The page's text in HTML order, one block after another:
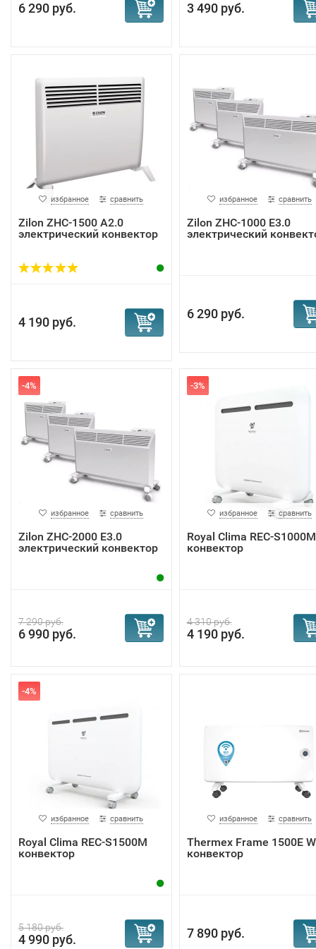
6 290 руб. 3 490 руб.
избранное сравнить
Zilon ZHC-1500 А2.0
электрический конвектор
4 190 руб.
избранное сравнить
Zilon ZHC-1000 Е3.0
электрический
6 290 руб.
-4%
избранное сравнить
Zilon ZHC-2000 Е3.0
электрический конвектор
7 290 руб.
6 990 руб.
-3%
избранное сравнить
Royal Clima REC-S1000M
конвектор
4 310 руб.
4 190 руб.
-4%
избранное сравнить
Royal Clima REC-S1500M
конвектор
5 180 руб.
4 990 руб.
избранное сравнить
Тhermex Frame 1500E
конвектор
7 890 руб.